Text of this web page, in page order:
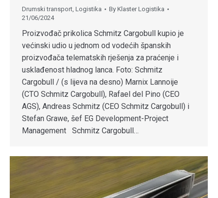
Drumski transport Logistika By Klaster Logistika
21/06/2024
Proizvođač prikolica Schmitz Cargobull kupio je
većinski udio u jednom od vodećih španskih
proizvođača telematskih rješenja za praćenje i
usklađenost hladnog lanca. Foto: Schmitz
Cargobull / (s lijeva na desno) Marnix Lannoije
(CTO Schmitz Cargobull), Rafael del Pino (CEO
AGS), Andreas Schmitz (CEO Schmitz Cargobull) i
Stefan Grawe, šef EG Development-Project
Management Schmitz Cargobull…